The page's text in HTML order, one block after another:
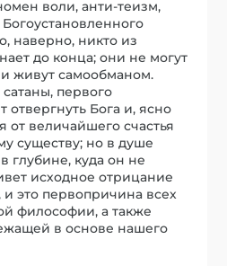
воли, анти-теизм,
наверно, никто из
до конца; они не могут
живут самообманом.
первого
отвергнуть Бога и, ясно
от величайшего счастья
существу; но в душе
глубине, куда он не
исходное отрицание
и это первопричина всех
философии, а также
в основе нашего